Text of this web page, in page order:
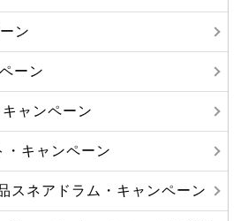
ン
ーン
ャンペーン
・キャンペーン
スネアドラム・キャンペーン